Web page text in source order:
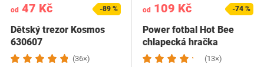
od 47 Kč -89 %
Dětský trezor Kosmos
630607
(36×)
od 109 Kč -74 %
Power fotbal Hot Bee
chlapecká hračka
(13×)